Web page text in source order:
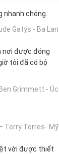
nhanh chóng.
Gatys - Ba Lan
nơi được đóng
tôi đã có bộ
Grimmett - Úc
Terry Torres- Mỹ
vời được thiết